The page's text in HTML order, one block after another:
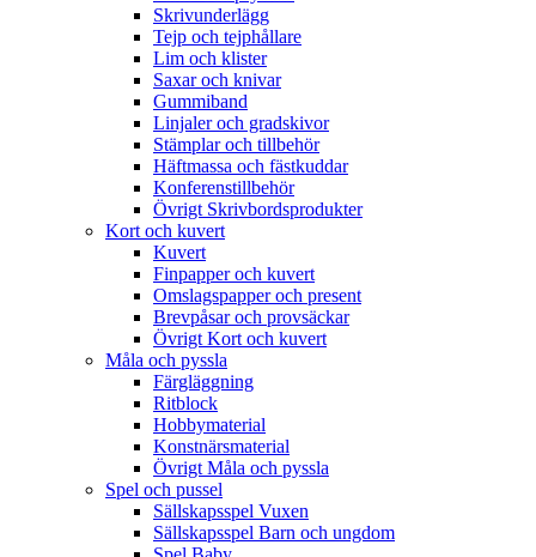
Skrivunderlägg
Tejp och tejphållare
Lim och klister
Saxar och knivar
Gummiband
Linjaler och gradskivor
Stämplar och tillbehör
Häftmassa och fästkuddar
Konferenstillbehör
Övrigt Skrivbordsprodukter
Kort och kuvert
Kuvert
Finpapper och kuvert
Omslagspapper och present
Brevpåsar och provsäckar
Övrigt Kort och kuvert
Måla och pyssla
Färgläggning
Ritblock
Hobbymaterial
Konstnärsmaterial
Övrigt Måla och pyssla
Spel och pussel
Sällskapsspel Vuxen
Sällskapsspel Barn och ungdom